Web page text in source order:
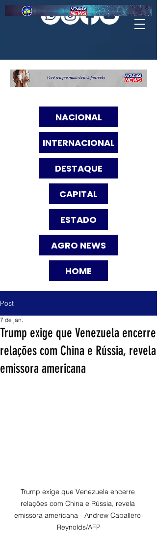
NACIONAL
INTERNACIONAL
DESTAQUE
CAPITAL
ESTADO
AGRO NEWS
HOME
Post
Trump exige que Venezuela encerre
relações com China e Rússia, revela
emissora americana
7 de jan.
Trump exige que Venezuela encerre
relações com China e Rússia, revela
emissora americana - Andrew Caballero-
Reynolds/AFP